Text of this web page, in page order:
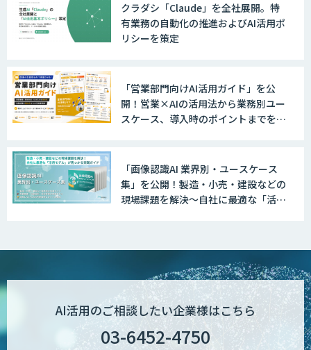
クラダシ「Claude」を全社展開。特
有業務の自動化の推進およびAI活用ポ
リシーを策定
「営業部門向けAI活用ガイド」を公
開！営業×AIの活用法から業務別ユー
スケース、導入時のポイントまでを網
「画像認識AI 業界別・ユースケース
集」を公開！製造・小売・建設などの
現場課題を解決～自社に最適な「活用
AI活用のご相談したい企業様はこちら
03-6452-4750